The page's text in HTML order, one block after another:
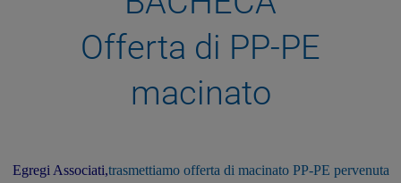
Offerta di PP-PE
macinato
Egregi Associati,trasmettiamo offerta di macinato PP-PE pervenuta